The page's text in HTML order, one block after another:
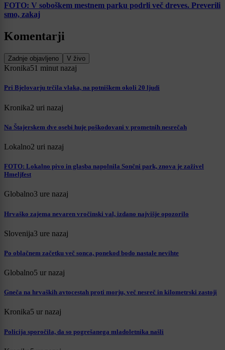
FOTO: V soboškem mestnem parku podrli več dreves. Preverili
smo, zakaj
Komentarji
Zadnje objavljeno V živo
Kronika51 minut nazaj
Pri Bjelovarju trčila vlaka, na potniškem okoli 20 ljudi
Kronika2 uri nazaj
Na Štajerskem dve osebi huje poškodovani v prometnih nesrečah
Lokalno2 uri nazaj
FOTO: Lokalno pivo in glasba napolnila Sončni park, znova je zaživel
Hmeljfest
Globalno3 ure nazaj
Hrvaško zajema nevaren vročinski val, izdano najvišje opozorilo
Slovenija3 ure nazaj
Po oblačnem začetku več sonca, ponekod bodo nastale nevihte
Globalno5 ur nazaj
Gneča na hrvaških avtocestah proti morju, več nesreč in kilometrski zastoji
Kronika5 ur nazaj
Policija sporočila, da so pogrešanega mladoletnika našli